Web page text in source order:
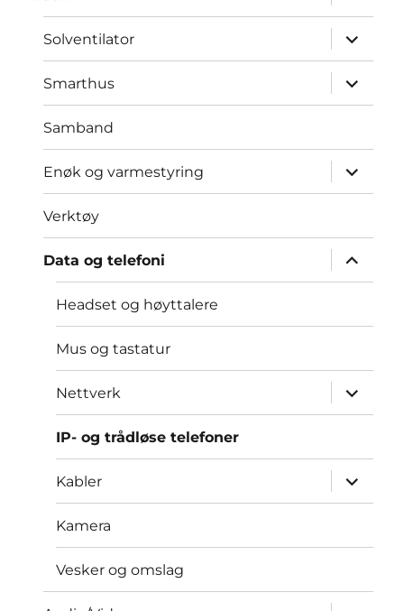
Solventilator
Utvid
Smarthus
Utvid
Samband
Enøk og varmestyring
Utvid
Verktøy
Data og telefoni
Utvid
Headset og høyttalere
Mus og tastatur
Nettverk
Utvid
IP- og trådløse telefoner
Kabler
Utvid
Kamera
Vesker og omslag